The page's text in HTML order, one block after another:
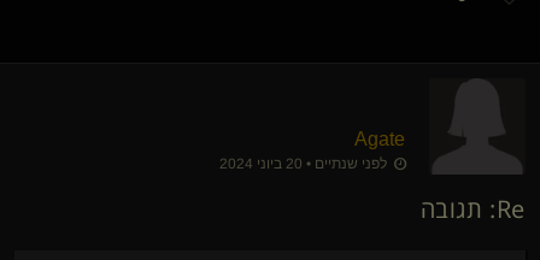
Agate
לפני שנתיים • 20 ביוני 2024
Re: תגובה